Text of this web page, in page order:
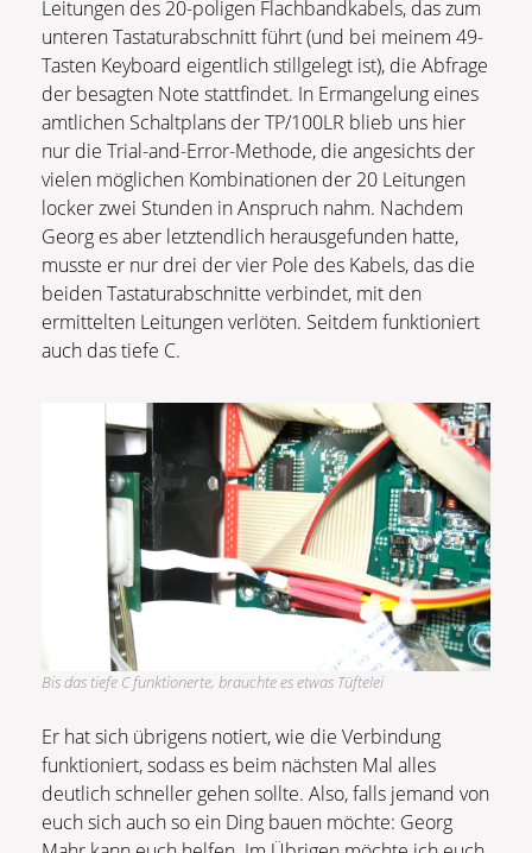
Leitungen des 20-poligen Flachbandkabels, das zum
unteren Tastaturabschnitt führt (und bei meinem 49-
Tasten Keyboard eigentlich stillgelegt ist), die Abfrage
der besagten Note stattfindet. In Ermangelung eines
amtlichen Schaltplans der TP/100LR blieb uns hier
nur die Trial-and-Error-Methode, die angesichts der
vielen möglichen Kombinationen der 20 Leitungen
locker zwei Stunden in Anspruch nahm. Nachdem
Georg es aber letztendlich herausgefunden hatte,
musste er nur drei der vier Pole des Kabels, das die
beiden Tastaturabschnitte verbindet, mit den
ermittelten Leitungen verlöten. Seitdem funktioniert
auch das tiefe C.
Bis das tiefe C funktionerte, brauchte es etwas Tüftelei
Er hat sich übrigens notiert, wie die Verbindung
funktioniert, sodass es beim nächsten Mal alles
deutlich schneller gehen sollte. Also, falls jemand von
euch sich auch so ein Ding bauen möchte: Georg